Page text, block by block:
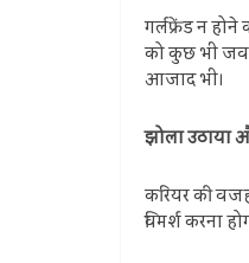
गर्लफ्रेंड न
को कुछ भी
आजाद भी।
झोला उठाया
करियर की
विमर्श करना